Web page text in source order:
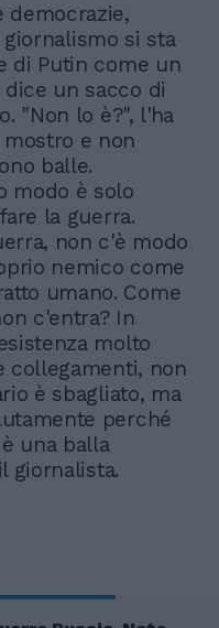
democrazie,
si sta
di Putin come un
un sacco di
"Non lo è?", l'ha
e non
balle.
modo è solo
la guerra.
non c'è modo
nemico come
umano. Come
c'entra? In
molto
collegamenti, non
è sbagliato, ma
perché
una balla
giornalista.